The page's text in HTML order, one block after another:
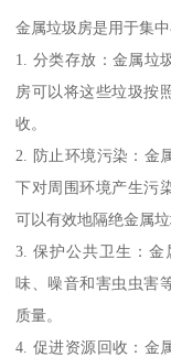
金属垃圾房是用于集
1. 分类存放：金属垃
房可以将这些垃圾按
收。
2. 防止环境污染：金
下对周围环境产生污
可以有效地隔绝金属
3. 保护公共卫生：
味、噪音和害虫虫害
质量。
4. 促进资源回收：金